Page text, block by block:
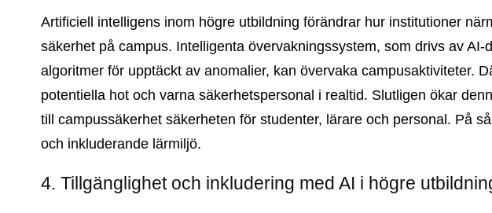
Artificiell intelligens inom högre utbildning förändrar hur institutioner
säkerhet på campus. Intelligenta övervakningssystem, som drivs av AI-
algoritmer för upptäckt av anomalier, kan övervaka campusaktiviteter.
potentiella hot och varna säkerhetspersonal i realtid. Slutligen ökar
till campussäkerhet säkerheten för studenter, lärare och personal. På
och inkluderande lärmiljö.
4. Tillgänglighet och inkludering med AI i högre